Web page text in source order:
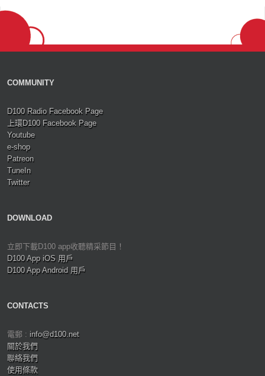
COMMUNITY
D100 Radio Facebook Page
上環D100 Facebook Page
Youtube
e-shop
Patreon
TuneIn
Twitter
DOWNLOAD
立即下載D100 app收聽精采節目！
D100 App iOS 用戶
D100 App Android 用戶
CONTACTS
電郵 : info@d100.net
關於我們
聯絡我們
使用條款